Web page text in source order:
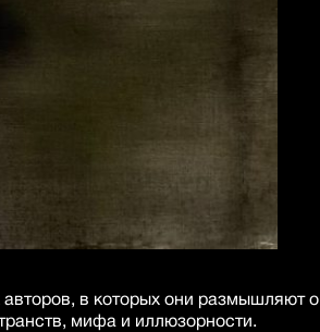
в которых они размышляют о
мифа и иллюзорности.